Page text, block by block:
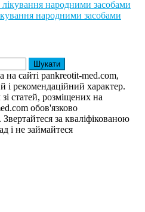
народними засобами
на сайті pankreotit-med.com,
рекомендаційний характер.
статей, розміщених на
обов'язково
за кваліфікованою
і не займайтеся